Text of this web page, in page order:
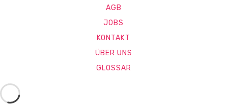
AGB
JOBS
KONTAKT
ÜBER UNS
GLOSSAR